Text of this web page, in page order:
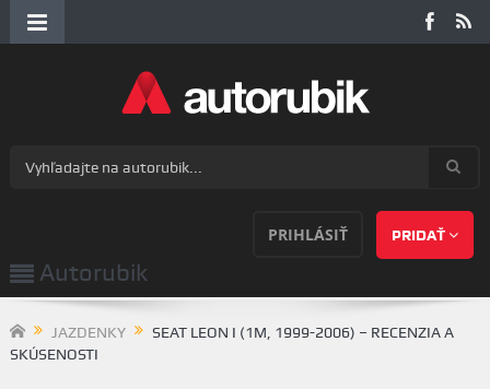
PRIHLÁSIŤ PRIDAŤ
Autorubik
JAZDENKY
SEAT LEON I (1M, 1999-2006) – RECENZIA A
SKÚSENOSTI